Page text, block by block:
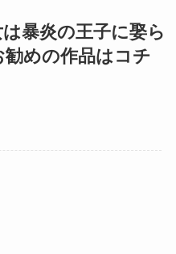
暴炎の王子に娶ら
めの作品はコチ